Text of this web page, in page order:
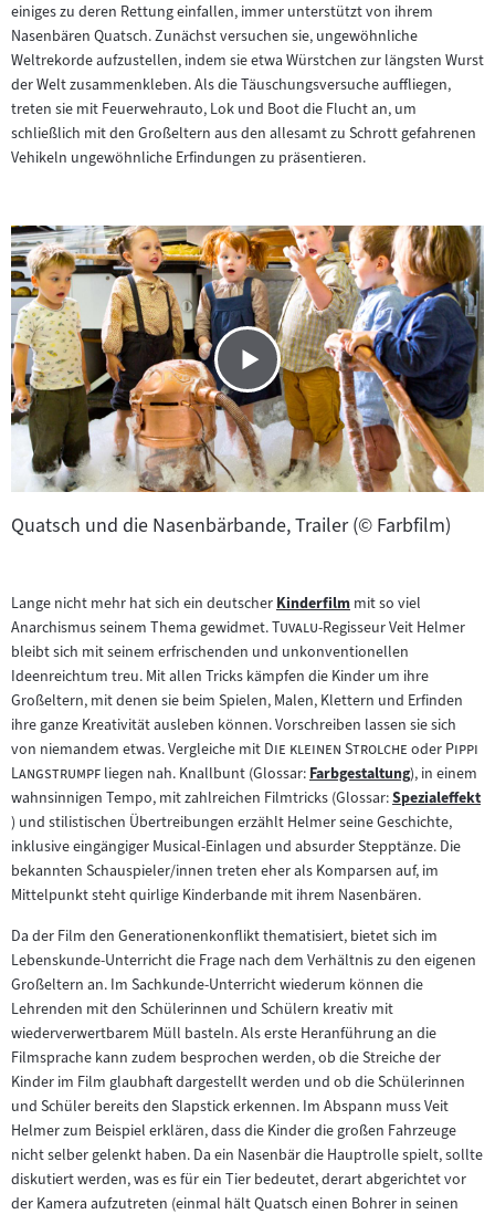
einiges zu deren Rettung einfallen, immer unterstützt von ihrem
Nasenbären Quatsch. Zunächst versuchen sie, ungewöhnliche
Weltrekorde aufzustellen, indem sie etwa Würstchen zur längsten Wurst
der Welt zusammenkleben. Als die Täuschungsversuche auffliegen,
treten sie mit Feuerwehrauto, Lok und Boot die Flucht an, um
schließlich mit den Großeltern aus den allesamt zu Schrott gefahrenen
Vehikeln ungewöhnliche Erfindungen zu präsentieren.
Quatsch und die Nasenbärbande, Trailer (© Farbfilm)
Lange nicht mehr hat sich ein deutscherZum
Inhalt:
Kinderfilm mit so viel
Anarchismus seinem Thema gewidmet."
Tuvalu"-Regisseur Veit Helmer
bleibt sich mit seinem erfrischenden und unkonventionellen
Ideenreichtum treu. Mit allen Tricks kämpfen die Kinder um ihre
Großeltern, mit denen sie beim Spielen, Malen, Klettern und Erfinden
ihre ganze Kreativität ausleben können. Vorschreiben lassen sie sich
von niemandem etwas. Vergleiche mit "Die kleinen Strolche "oder "Pippi
Langstrumpf"liegen nah. Knallbunt (Glossar:Zum
Inhalt:
Farbgestaltung), in einem
wahnsinnigen Tempo, mit zahlreichen Filmtricks (Glossar:Zum
Inhalt:
Spezialeffekt
) und stilistischen Übertreibungen erzählt Helmer seine Geschichte,
inklusive eingängiger Musical-Einlagen und absurder Stepptänze. Die
bekannten Schauspieler/innen treten eher als Komparsen auf, im
Mittelpunkt steht quirlige Kinderbande mit ihrem Nasenbären.
Da der Film den Generationenkonflikt thematisiert, bietet sich im
Lebenskunde-Unterricht die Frage nach dem Verhältnis zu den eigenen
Großeltern an. Im Sachkunde-Unterricht wiederum können die
Lehrenden mit den Schülerinnen und Schülern kreativ mit
wiederverwertbarem Müll basteln. Als erste Heranführung an die
Filmsprache kann zudem besprochen werden, ob die Streiche der
Kinder im Film glaubhaft dargestellt werden und ob die Schülerinnen
und Schüler bereits den Slapstick erkennen. Im Abspann muss Veit
Helmer zum Beispiel erklären, dass die Kinder die großen Fahrzeuge
nicht selber gelenkt haben. Da ein Nasenbär die Hauptrolle spielt, sollte
diskutiert werden, was es für ein Tier bedeutet, derart abgerichtet vor
der Kamera aufzutreten (einmal hält Quatsch einen Bohrer in seinen